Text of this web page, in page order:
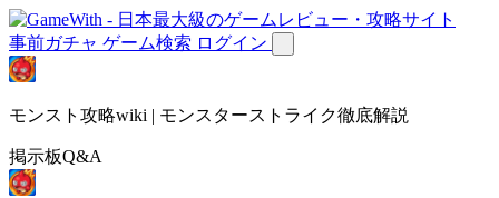
事前ガチャ ゲーム検索 ログイン
モンスト攻略wiki | モンスターストライク徹底解説
掲示板Q&A